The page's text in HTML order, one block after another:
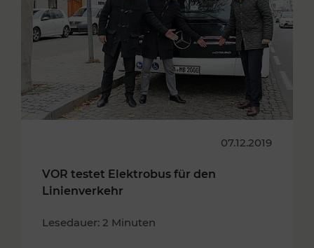
07.12.2019
VOR testet Elektrobus für den
Linienverkehr
Lesedauer: 2 Minuten